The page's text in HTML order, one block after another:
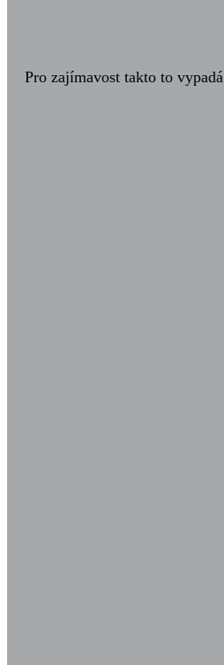
Pro zajímavost takto to vypadá